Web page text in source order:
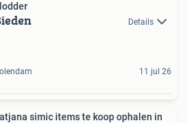
Details
11 jul 26
simic items te koop ophalen in